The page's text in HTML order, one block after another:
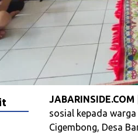
JABARINSIDE.COM
sosial kepada
Cigembong, Desa